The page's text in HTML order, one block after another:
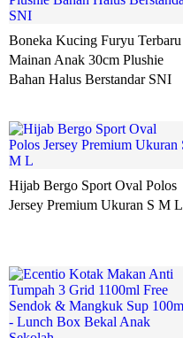
Boneka Kucing Furyu Terbaru
Mainan Anak 30cm Plushie
Bahan Halus Berstandar SNI
Hijab Bergo Sport Oval Polos
Jersey Premium Ukuran S M L